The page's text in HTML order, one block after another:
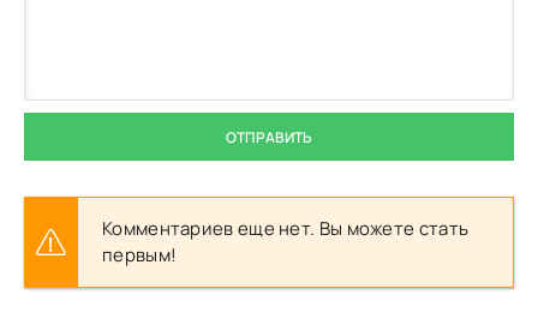
ОТПРАВИТЬ
Комментариев еще нет. Вы можете стать
первым!